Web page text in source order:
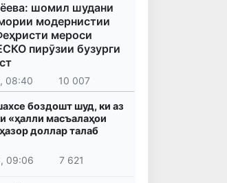
шомил шудани
модернистии
мероси
пирӯзии бузурги
08:40 10 007
боздошт шуд, ки аз
«ҳалли масъалаҳои
доллар талаб
09:06
7 621